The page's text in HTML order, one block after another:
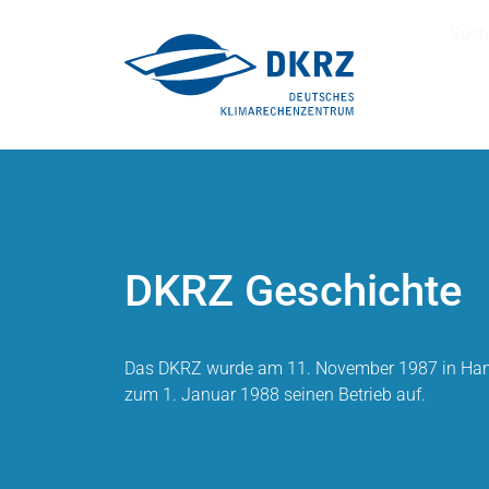
DKRZ Geschichte
Das DKRZ wurde am 11. November 1987 in
zum 1. Januar 1988 seinen Betrieb auf.